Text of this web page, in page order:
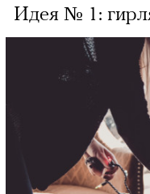
Идея № 1: